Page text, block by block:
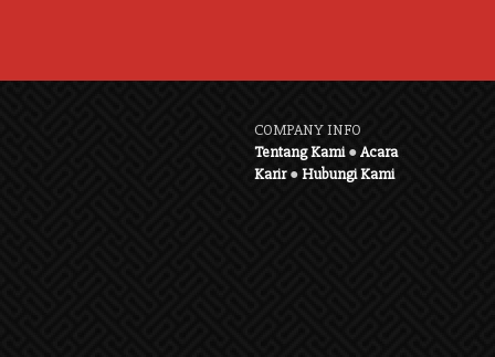
COMPANY INFO
Tentang Kami●Acara
Karir●Hubungi Kami